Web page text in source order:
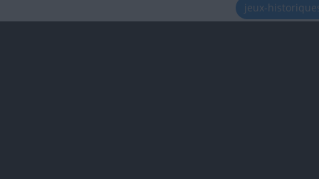
jeux-